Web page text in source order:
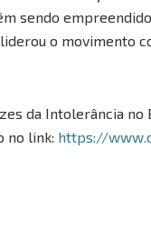
sendo
o movimento
da Intolerância
no link: https://